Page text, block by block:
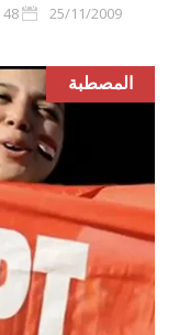
25/11/2009 48 تعليق
المصطبة